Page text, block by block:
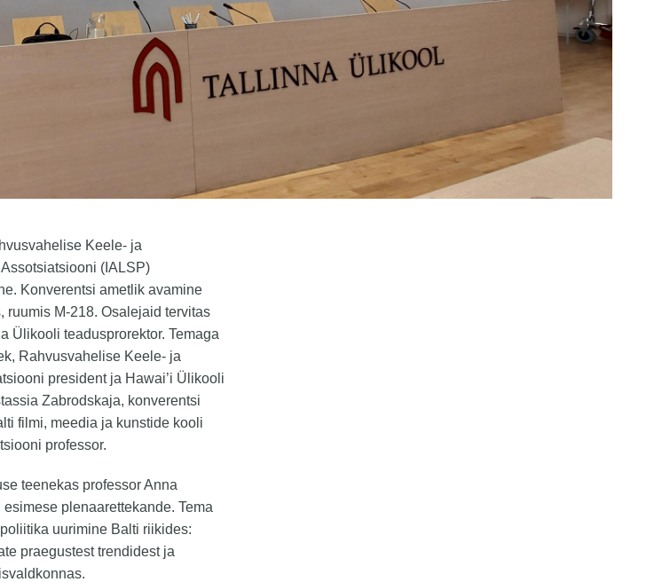
Keele- ja
(IALSP)
Konverentsi ametlik avamine
ruumis M-218. Osalejaid tervitas
Ülikooli teadusprorektor. Temaga
Rahvusvahelise Keele- ja
president ja Hawai’i Ülikooli
Zabrodskaja, konverentsi
filmi, meedia ja kunstide kooli
professor.
teenekas professor Anna
plenaarettekande. Tema
uurimine Balti riikides:
praegustest trendidest ja